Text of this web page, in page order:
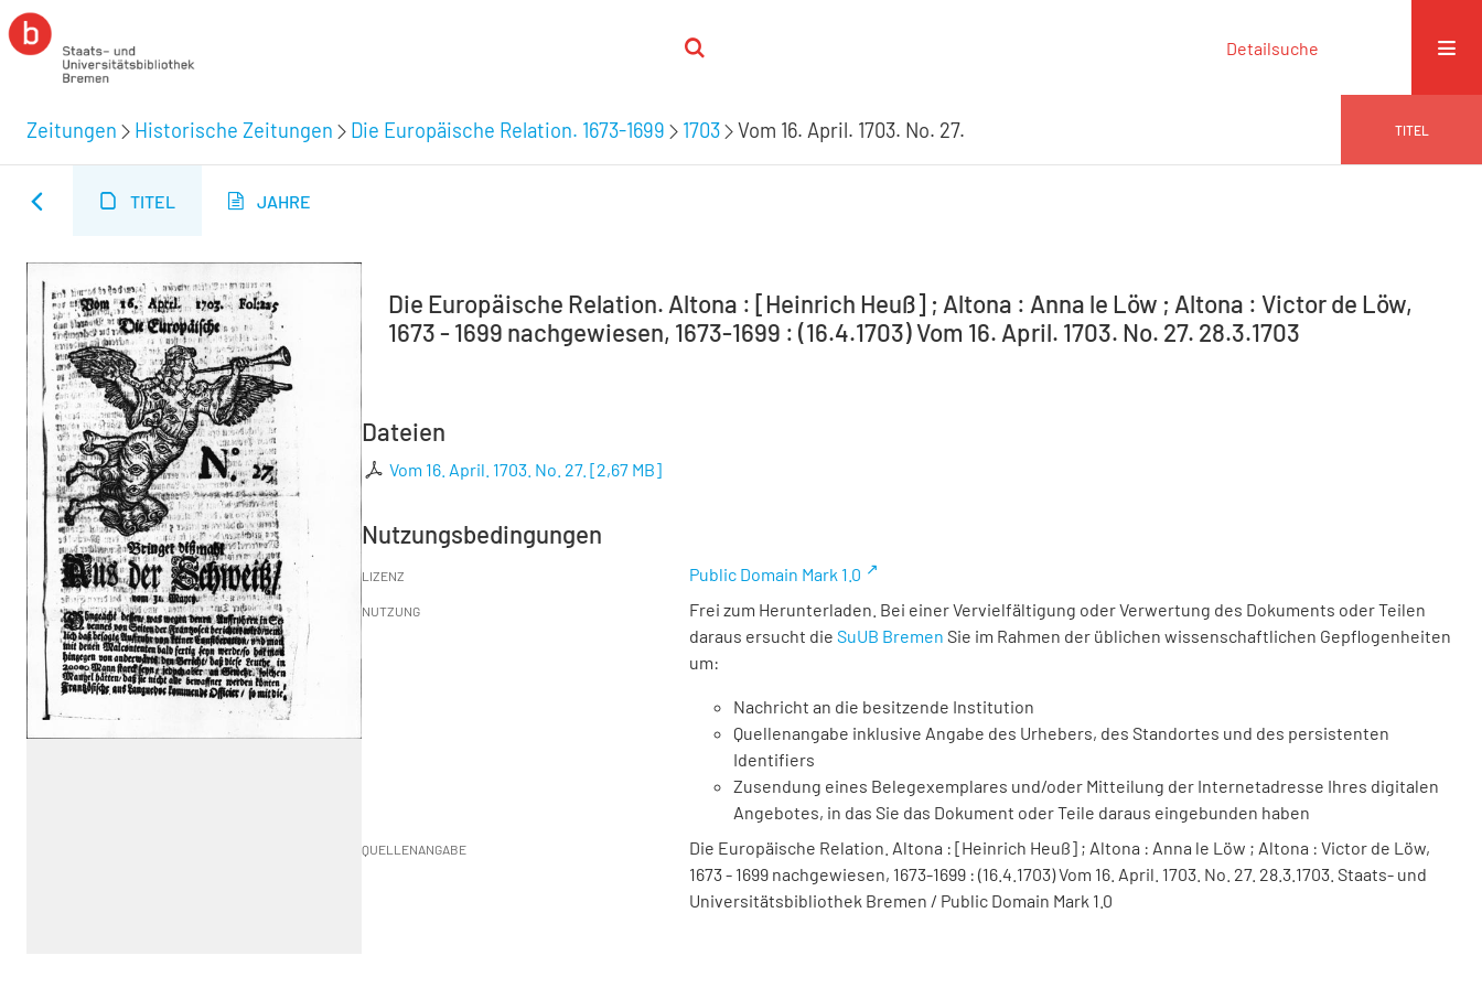
Detailsuche
Zeitungen Historische Zeitungen Die Europäische Relation. 1673-1699 1703 Vom 16. April. 1703. No. 27. TITEL
TITEL JAHRE
Die Europäische Relation. Altona : [Heinrich Heuß] ; Altona : Anna le Löw ; Altona : Victor de Löw,
1673 - 1699 nachgewiesen, 1673-1699 : (16.4.1703) Vom 16. April. 1703. No. 27. 28.3.1703
Dateien
Vom 16. April. 1703. No. 27. [2,67 MB]
Nutzungsbedingungen
LIZENZ Public Domain Mark 1.0
NUTZUNG
Frei zum Herunterladen. Bei einer Vervielfältigung oder Verwertung des Dokuments oder Teilen
daraus ersucht die SuUB Bremen Sie im Rahmen der üblichen wissenschaftlichen Gepflogenheiten
um:
Nachricht an die besitzende Institution
Quellenangabe inklusive Angabe des Urhebers, des Standortes und des persistenten
Identifiers
Zusendung eines Belegexemplares und/oder Mitteilung der Internetadresse Ihres digitalen
Angebotes, in das Sie das Dokument oder Teile daraus eingebunden haben
QUELLENANGABE
Die Europäische Relation. Altona : [Heinrich Heuß] ; Altona : Anna le Löw ; Altona : Victor de Löw,
1673 - 1699 nachgewiesen, 1673-1699 : (16.4.1703) Vom 16. April. 1703. No. 27. 28.3.1703. Staats- und
Universitätsbibliothek Bremen / Public Domain Mark 1.0